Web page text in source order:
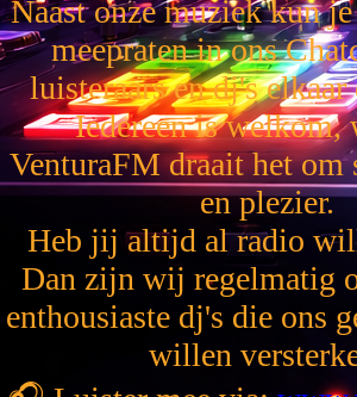
Naast onze muziek kun
meepraten in ons
luisteraars en dj's
Iedereen is welkom,
VenturaFM draait het om
en plezier.
Heb jij altijd al radio
Dan zijn wij regelmatig
enthousiaste dj's die ons
willen